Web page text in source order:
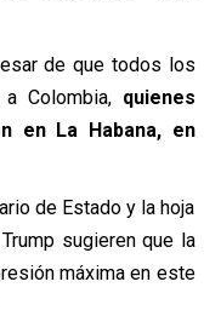
de que todos los
Colombia, quienes
en La Habana, en
de Estado y la hoja
sugieren que la
máxima en este